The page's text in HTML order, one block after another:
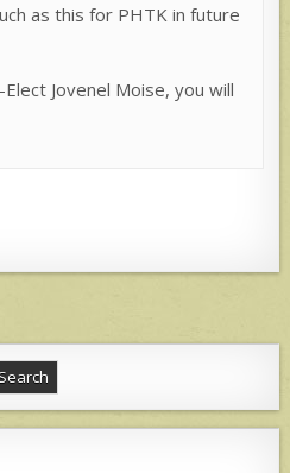
as this for PHTK in future
Jovenel Moise, you will